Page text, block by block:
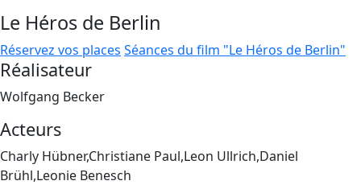
Le Héros de Berlin
Réservez vos places Séances du film "Le Héros de Berlin"
Réalisateur
Wolfgang Becker
Acteurs
Charly Hübner,Christiane Paul,Leon Ullrich,Daniel
Brühl,Leonie Benesch